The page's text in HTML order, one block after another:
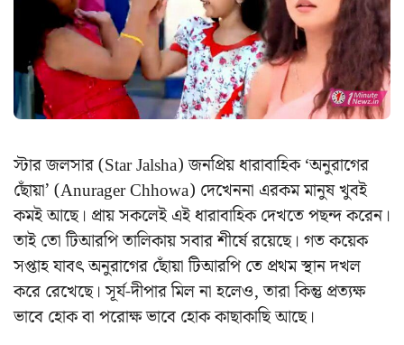
স্টার জলসার (Star Jalsha) জনপ্রিয় ধারাবাহিক ‘অনুরাগের
ছোঁয়া’ (Anurager Chhowa) দেখেননা এরকম মানুষ খুবই
কমই আছে। প্রায় সকলেই এই ধারাবাহিক দেখতে পছন্দ করেন।
তাই তো টিআরপি তালিকায় সবার শীর্ষে রয়েছে। গত কয়েক
সপ্তাহ যাবৎ অনুরাগের ছোঁয়া টিআরপি তে প্রথম স্থান দখল
করে রেখেছে। সূর্য-দীপার মিল না হলেও, তারা কিন্তু প্রত্যক্ষ
ভাবে হোক বা পরোক্ষ ভাবে হোক কাছাকাছি আছে।